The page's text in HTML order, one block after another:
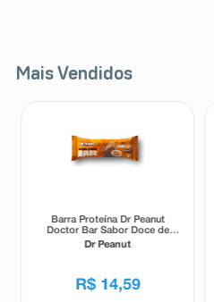
10ºabsorvente
Mais Vendidos
Barra Proteína Dr Peanut
Doctor Bar Sabor Doce de
Leite 62g
Dr Peanut
R$ 14,59